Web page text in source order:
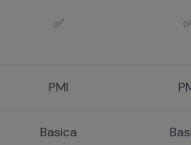
✅
PMI
Basica